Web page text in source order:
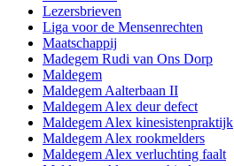
Lezersbrieven
Liga voor de Mensenrechten
Maatschappij
Madegem Rudi van Ons Dorp
Maldegem
Maldegem Aalterbaan II
Maldegem Alex deur defect
Maldegem Alex kinesistenpraktijk
Maldegem Alex rookmelders
Maldegem Alex verluchting faalt